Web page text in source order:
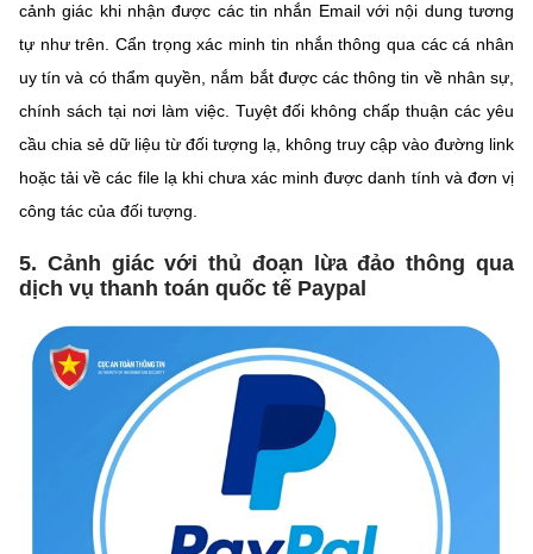
cảnh giác khi nhận được các tin nhắn Email với nội dung tương
tự như trên. Cẩn trọng xác minh tin nhắn thông qua các cá nhân
uy tín và có thẩm quyền, nắm bắt được các thông tin về nhân sự,
chính sách tại nơi làm việc. Tuyệt đối không chấp thuận các yêu
cầu chia sẻ dữ liệu từ đối tượng lạ, không truy cập vào đường link
hoặc tải về các file lạ khi chưa xác minh được danh tính và đơn vị
công tác của đối tượng.
5. Cảnh giác với thủ đoạn lừa đảo thông qua
dịch vụ thanh toán quốc tế Paypal